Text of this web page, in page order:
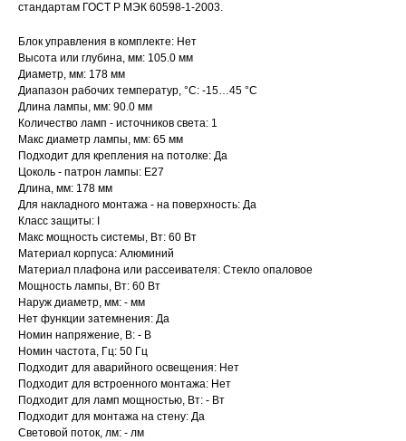
стандартам ГОСТ Р МЭК 60598-1-2003.
Блок управления в комплекте: Нет
Высота или глубина, мм: 105.0 мм
Диаметр, мм: 178 мм
Диапазон рабочих температур, °C: -15…45 °C
Длина лампы, мм: 90.0 мм
Количество ламп - источников света: 1
Макс диаметр лампы, мм: 65 мм
Подходит для крепления на потолке: Да
Цоколь - патрон лампы: E27
Длина, мм: 178 мм
Для накладного монтажа - на поверхность: Да
Класс защиты: I
Макс мощность системы, Вт: 60 Вт
Материал корпуса: Алюминий
Материал плафона или рассеивателя: Стекло опаловое
Мощность лампы, Вт: 60 Вт
Наруж диаметр, мм: - мм
Нет функции затемнения: Да
Номин напряжение, В: - В
Номин частота, Гц: 50 Гц
Подходит для аварийного освещения: Нет
Подходит для встроенного монтажа: Нет
Подходит для ламп мощностью, Вт: - Вт
Подходит для монтажа на стену: Да
Световой поток, лм: - лм